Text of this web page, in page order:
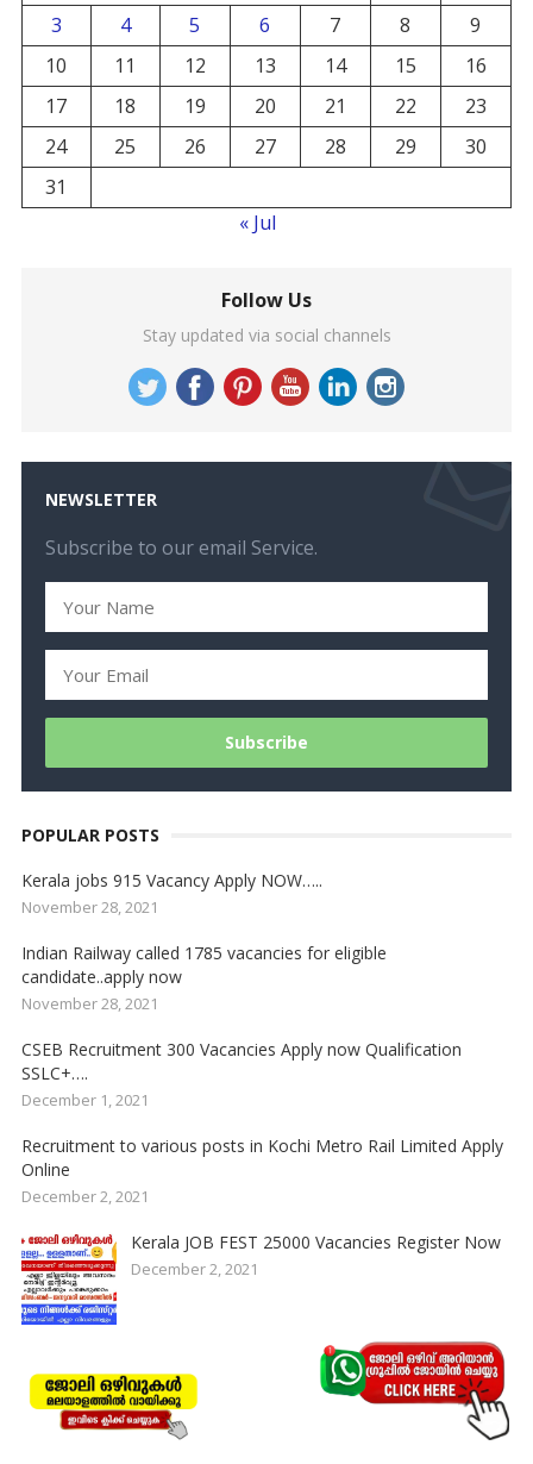
3
4 5 6 7 8
9
10
11 12 13 14 15
16
17
18 19 20 21 22
23
24
25 26 27 28 29
30
31
« Jul
Follow Us
Stay updated via social channels
NEWSLETTER
Subscribe to our email Service.
POPULAR POSTS
Kerala jobs 915 Vacancy Apply NOW…..
November 28, 2021
Indian Railway called 1785 vacancies for eligible
candidate..apply now
November 28, 2021
CSEB Recruitment 300 Vacancies Apply now Qualification
SSLC+….
December 1, 2021
Recruitment to various posts in Kochi Metro Rail Limited Apply
Online
December 2, 2021
Kerala JOB FEST 25000 Vacancies Register Now
December 2, 2021